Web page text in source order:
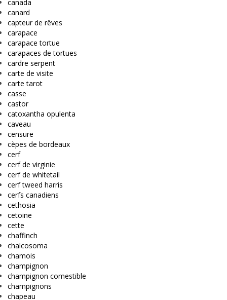
canada
canard
capteur de rêves
carapace
carapace tortue
carapaces de tortues
cardre serpent
carte de visite
carte tarot
casse
castor
catoxantha opulenta
caveau
censure
cèpes de bordeaux
cerf
cerf de virginie
cerf de whitetail
cerf tweed harris
cerfs canadiens
cethosia
cetoine
cette
chaffinch
chalcosoma
chamois
champignon
champignon comestible
champignons
chapeau